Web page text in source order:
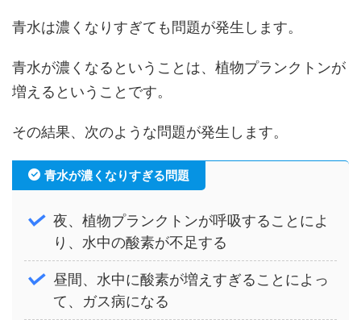
青水は濃くなりすぎても問題が発生します。
青水が濃くなるということは、植物プランクトンが
増えるということです。
その結果、次のような問題が発生します。
青水が濃くなりすぎる問題
夜、植物プランクトンが呼吸することによ
り、水中の酸素が不足する
昼間、水中に酸素が増えすぎることによっ
て、ガス病になる